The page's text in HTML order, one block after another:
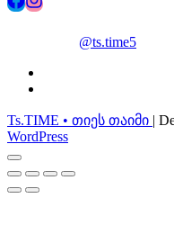
@ts.time5
Ts.TIME • თიეს თაიმი |
WordPress
Go
to
top